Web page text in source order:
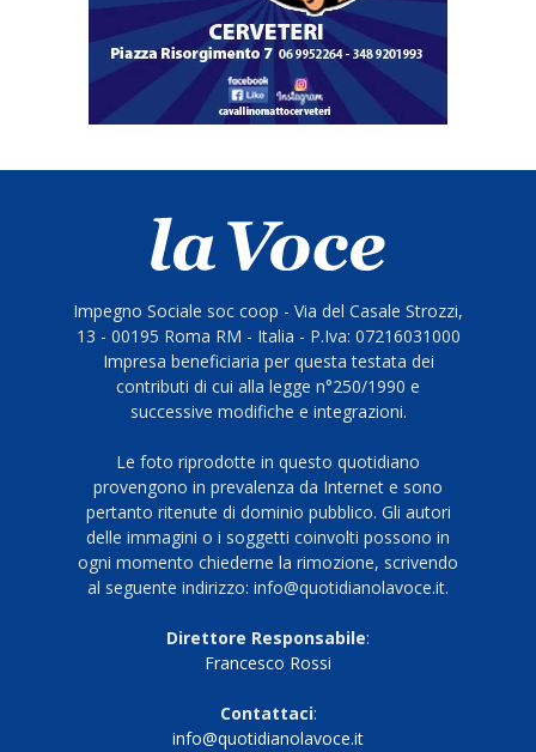
Impegno Sociale soc coop - Via del Casale Strozzi,
13 - 00195 Roma RM - Italia - P.Iva: 07216031000
Impresa beneficiaria per questa testata dei
contributi di cui alla legge n°250/1990 e
successive modifiche e integrazioni.
Le foto riprodotte in questo quotidiano
provengono in prevalenza da Internet e sono
pertanto ritenute di dominio pubblico. Gli autori
delle immagini o i soggetti coinvolti possono in
ogni momento chiederne la rimozione, scrivendo
al seguente indirizzo: info@quotidianolavoce.it.
Direttore Responsabile:
Francesco Rossi
Contattaci:
info@quotidianolavoce.it